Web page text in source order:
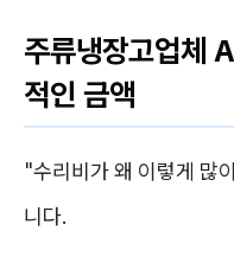
주류냉장고업체
적인 금액
"수리비가 왜 이렇게 많
니다.